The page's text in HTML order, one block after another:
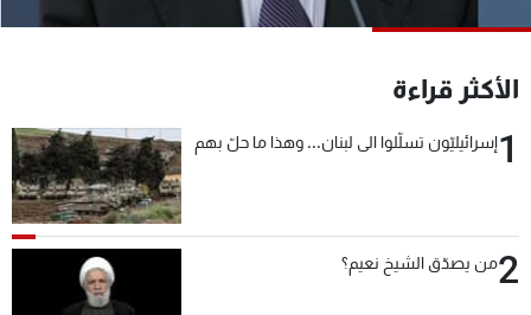
الأكثر قراءة
1إسرائيليّون تسلّلوا الى لبنان... وهذا ما حلّ بهم
2من يصدّق الشيخ نعيم؟
شروط الإسـتخدام